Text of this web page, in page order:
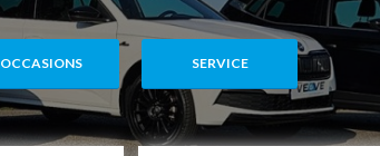
OCCASIONS SERVICE